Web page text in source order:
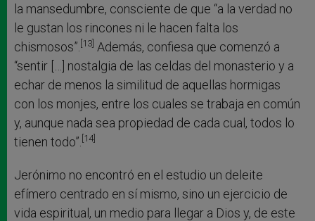
la mansedumbre, consciente de que “a la verdad no
le gustan los rincones ni le hacen falta los
chismosos”. [13] Además, confiesa que comenzó a
“sentir […] nostalgia de las celdas del monasterio y a
echar de menos la similitud de aquellas hormigas
con los monjes, entre los cuales se trabaja en común
y, aunque nada sea propiedad de cada cual, todos lo
tienen todo”. [14]
Jerónimo no encontró en el estudio un deleite
efímero centrado en sí mismo, sino un ejercicio de
vida espiritual, un medio para llegar a Dios y, de este